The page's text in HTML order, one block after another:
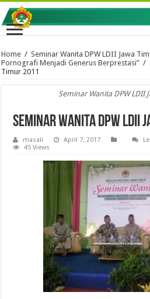
Home / Seminar Wanita DPW LDII Jawa
Pornografi Menjadi Generus Berprestasi” /
Timur 2011
Seminar Wanita DPW LDII
Seminar Wanita DPW LDII
masali April 7, 2017
45 Views